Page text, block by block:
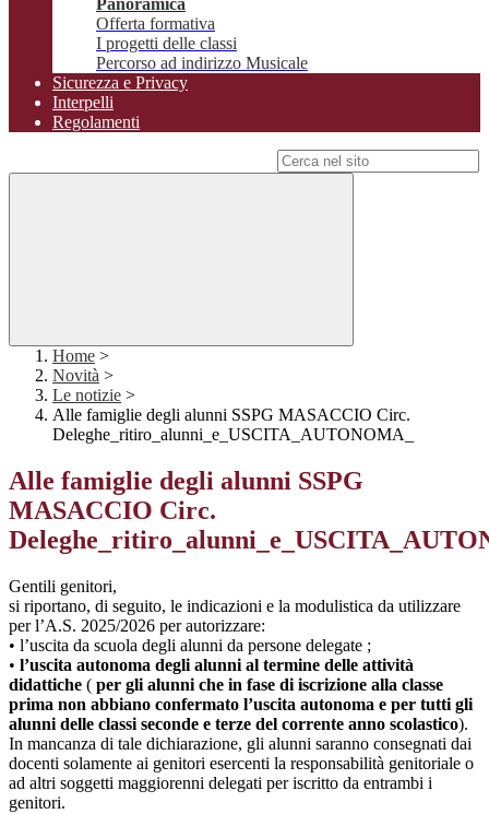
Panoramica
Offerta formativa
I progetti delle classi
Percorso ad indirizzo Musicale
Sicurezza e Privacy
Interpelli
Regolamenti
Home >
Novità >
Le notizie >
Alle famiglie degli alunni SSPG MASACCIO Circ.
Deleghe_ritiro_alunni_e_USCITA_AUTONOMA_
Alle famiglie degli alunni SSPG
MASACCIO Circ.
Gentili genitori,
si riportano, di seguito, le indicazioni e la modulistica da utilizzare
per l’A.S. 2025/2026 per autorizzare:
• l’uscita da scuola degli alunni da persone delegate ;
• l’uscita autonoma degli alunni al termine delle attività
didattiche ( per gli alunni che in fase di iscrizione alla classe
prima non abbiano confermato l’uscita autonoma e per tutti gli
alunni delle classi seconde e terze del corrente anno scolastico).
In mancanza di tale dichiarazione, gli alunni saranno consegnati dai
docenti solamente ai genitori esercenti la responsabilità genitoriale o
ad altri soggetti maggiorenni delegati per iscritto da entrambi i
genitori.